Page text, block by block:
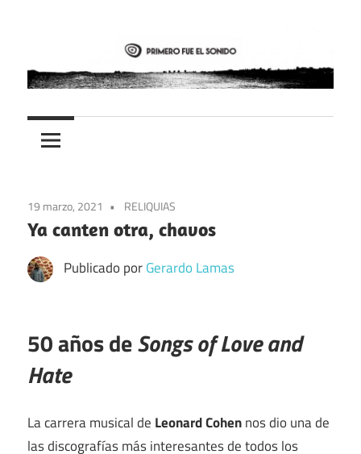
Primero
fue
el
sonido
PFES
19 marzo, 2021 RELIQUIAS
Ya canten otra, chavos
Publicado porGerardo Lamas
50 años deSongs of Love and
Hate
La carrera musical de Leonard Cohennos dio una de
las discografías más interesantes de todos los